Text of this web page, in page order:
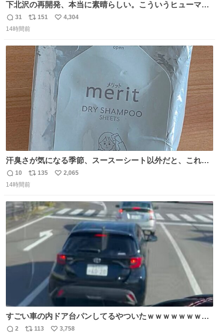
下北沢の再開発、本当に素晴らしい。こういうヒューマン
スケールの開発がいいんだよ。
返
信
31
リ
ポ
ト
数
151
い
数
4,304
14時間前
汗臭さが気になる季節、スースーシート以外だと、これが
とにかくスッキリする。2年くらい前に #生活は踊る で紹
介したやつ。おじさんにもおばさんにもオススメだ。ドラ
汗拭きシートみたいなもの。耳裏襟足首筋がんがん拭いて
汗臭不安を解消。
返
信
10
リ
ポ
ト
数
135
い
数
2,065
14時間前
すごい車の内ドア台パンしてるやついたｗｗｗｗｗｗｗｗ
ｗｗｗｗｗｗ
返
2
リ
113
い
3,758